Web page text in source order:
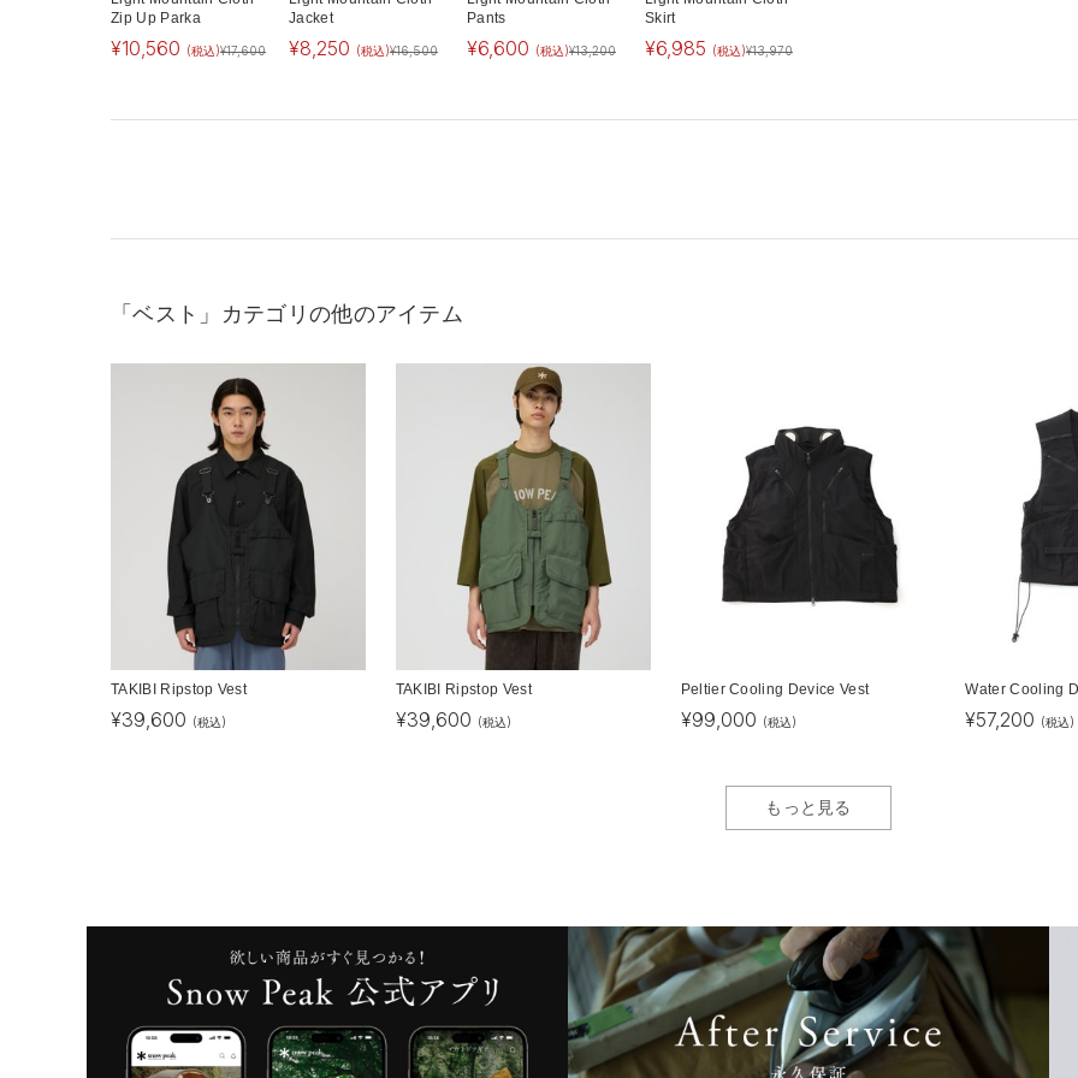
Zip Up Parka
¥10,560 (税込)¥17,600
Jacket
¥8,250 (税込)¥16,500
Pants
¥6,600 (税込)¥13,200
Skirt
¥6,985 (税込)¥13,970
「ベスト」カテゴリの他のアイテム
TAKIBI Ripstop Vest
¥39,600 (税込)
TAKIBI Ripstop Vest
¥39,600 (税込)
Peltier Cooling Device Vest
¥99,000 (税込)
Water Cooling
¥57,200 (税込)
もっと見る